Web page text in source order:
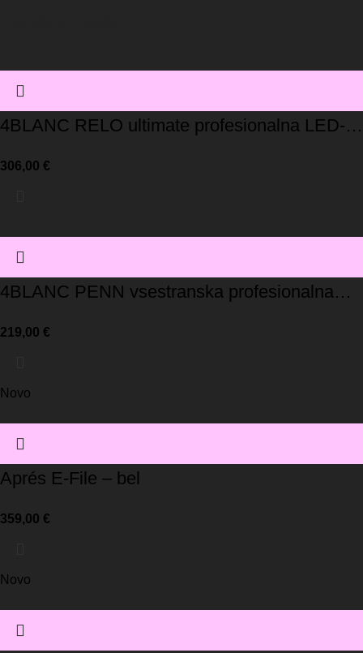
4BLANC RELO ultimate profesionalna LED-
306,00 €
4BLANC PENN vsestranska profesionalna
219,00 €
Novo
Aprés E-File – bel
359,00 €
Novo